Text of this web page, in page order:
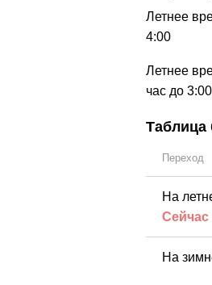
Летнее
4:00
Летнее
час до 3:00
Таблица
Переход
На
Сейчас
На